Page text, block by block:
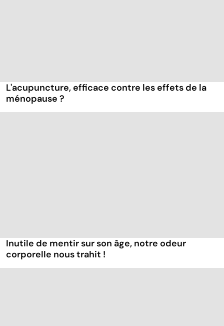
L'acupuncture, efficace contre les effets de la
ménopause ?
Inutile de mentir sur son âge, notre odeur
corporelle nous trahit !